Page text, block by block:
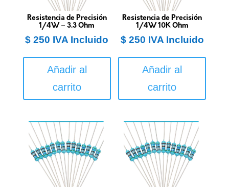
Resistencia de Precisión
1/4W – 3.3 Ohm
$ 250 IVA Incluido
Añadir al
carrito
Resistencia de Precisión
1/4W 10K Ohm
$250 IVA Incluido
Añadir al
carrito